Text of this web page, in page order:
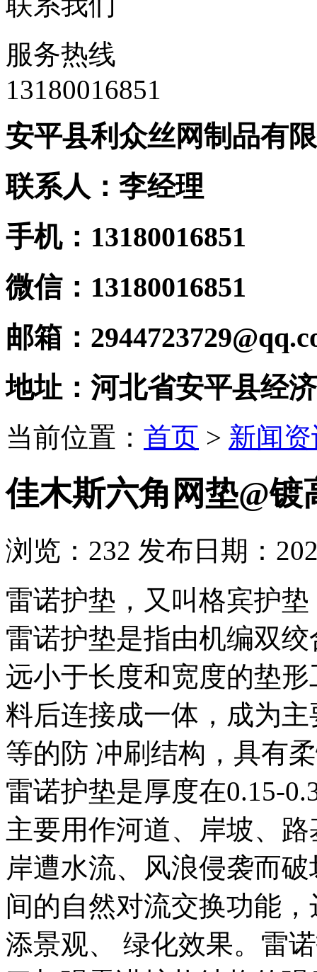
服务热线
13180016851
安平县利众丝网制品有
联系人：李经理
手机：13180016851
微信：13180016851
邮箱：
地址：河北省安平县经
当前位置： 首页 > 新闻
佳木斯六角网垫@
浏览： 232 发布日期：
雷诺护垫，又叫格宾护
雷诺护垫是指由机编双
远小于长度和宽度的垫
料后连接成一体，成为
等的防 冲刷结构，具有
雷诺护垫是厚度在0.15-
主要用作河道、岸坡、
岸遭水流、风浪侵袭而
间的自然对流交换功能
添景观、
绿化效果。雷